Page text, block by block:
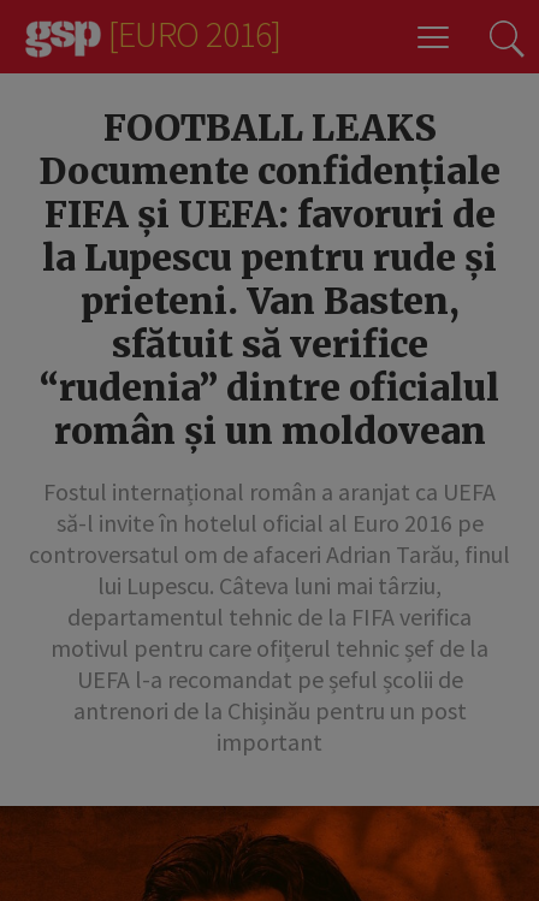
[EURO 2016] 13
FOOTBALL LEAKS
Documente confidențiale
FIFA și UEFA: favoruri de
la Lupescu pentru rude și
prieteni. Van Basten,
sfătuit să verifice
“rudenia” dintre oficialul
român și un moldovean
Fostul internațional român a aranjat ca UEFA
să-l invite în hotelul oficial al Euro 2016 pe
controversatul om de afaceri Adrian Tarău, finul
lui Lupescu. Câteva luni mai târziu,
departamentul tehnic de la FIFA verifica
motivul pentru care ofițerul tehnic șef de la
UEFA l-a recomandat pe șeful școlii de
antrenori de la Chișinău pentru un post
important